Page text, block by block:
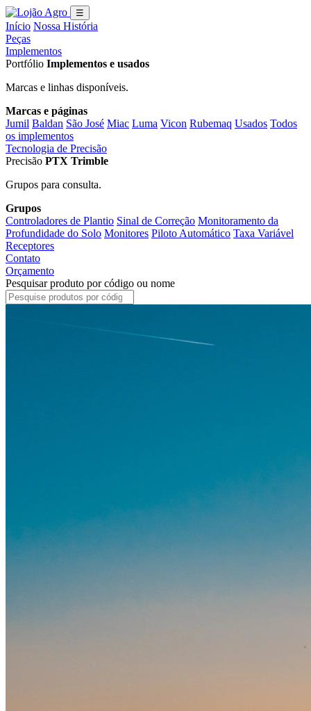
☰
Início Nossa História
Peças
Implementos
Portfólio Implementos e usados
Marcas e linhas disponíveis.
Marcas e páginas
Jumil Baldan São José Miac Luma Vicon Rubemaq Usados Todos
os implementos
Tecnologia de Precisão
Precisão PTX Trimble
Grupos para consulta.
Grupos
Controladores de Plantio Sinal de Correção Monitoramento da
Profundidade do Solo Monitores Piloto Automático Taxa Variável
Receptores
Contato
Orçamento
Pesquisar produto por código ou nome